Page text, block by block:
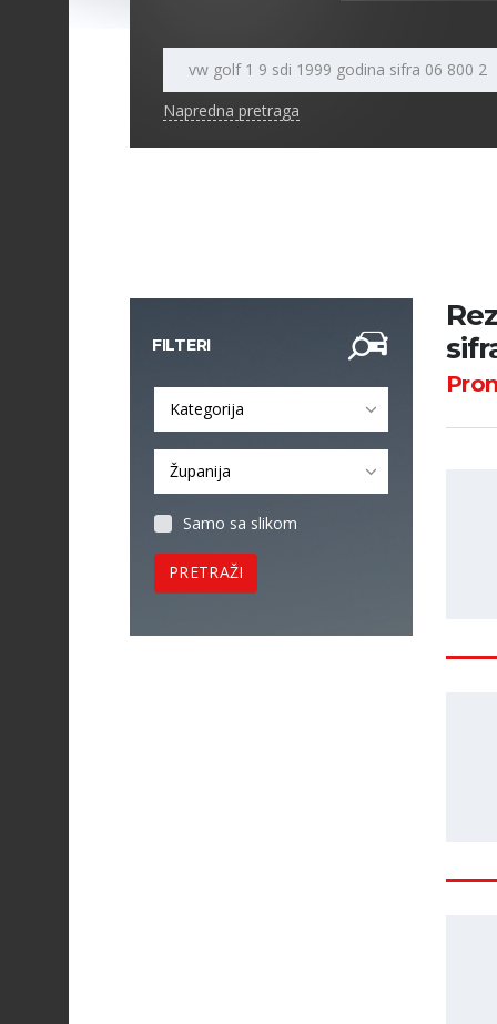
Napredna pretraga
FILTERI
Kategorija
Županija
Samo sa slikom
PRETRAŽI